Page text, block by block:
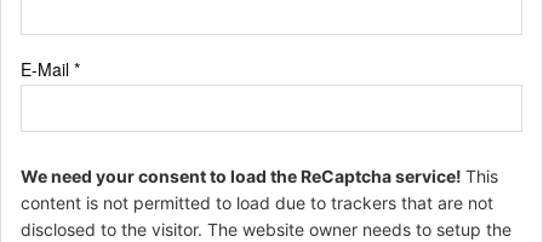
E-Mail *
We need your consent to load the ReCaptcha service! This
content is not permitted to load due to trackers that are not
disclosed to the visitor. The website owner needs to setup the